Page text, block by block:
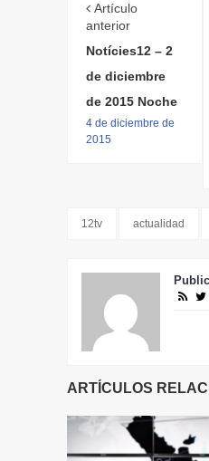
Artículo
anterior
Notícies12 – 2
de diciembre
de 2015 Noche
4 de diciembre de
2015
12tv actualidad
ARTÍCULOS